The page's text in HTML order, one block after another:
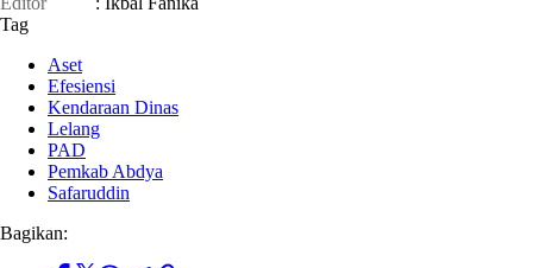
Tag
Aset
Efesiensi
Kendaraan Dinas
Lelang
PAD
Pemkab Abdya
Safaruddin
Bagikan: